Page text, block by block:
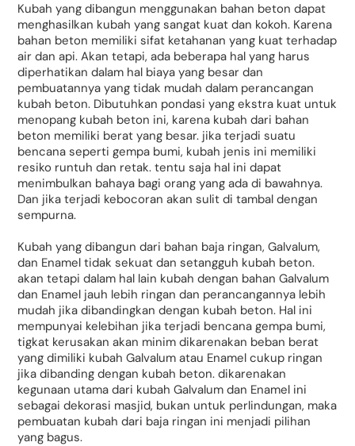
Kubah yang dibangun menggunakan bahan beton dapat
menghasilkan kubah yang sangat kuat dan kokoh. Karena
bahan beton memiliki sifat ketahanan yang kuat terhadap
air dan api. Akan tetapi, ada beberapa hal yang harus
diperhatikan dalam hal biaya yang besar dan
pembuatannya yang tidak mudah dalam perancangan
kubah beton. Dibutuhkan pondasi yang ekstra kuat untuk
menopang kubah beton ini, karena kubah dari bahan
beton memiliki berat yang besar. jika terjadi suatu
bencana seperti gempa bumi, kubah jenis ini memiliki
resiko runtuh dan retak. tentu saja hal ini dapat
menimbulkan bahaya bagi orang yang ada di bawahnya.
Dan jika terjadi kebocoran akan sulit di tambal dengan
sempurna.
Kubah yang dibangun dari bahan baja ringan, Galvalum,
dan Enamel tidak sekuat dan setangguh kubah beton.
akan tetapi dalam hal lain kubah dengan bahan Galvalum
dan Enamel jauh lebih ringan dan perancangannya lebih
mudah jika dibandingkan dengan kubah beton. Hal ini
mempunyai kelebihan jika terjadi bencana gempa bumi,
tigkat kerusakan akan minim dikarenakan beban berat
yang dimiliki kubah Galvalum atau Enamel cukup ringan
jika dibanding dengan kubah beton. dikarenakan
kegunaan utama dari kubah Galvalum dan Enamel ini
sebagai dekorasi masjid, bukan untuk perlindungan, maka
pembuatan kubah dari baja ringan ini menjadi pilihan
yang bagus.